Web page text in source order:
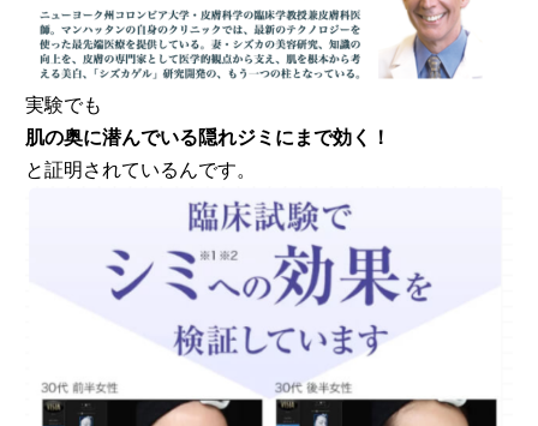
実験でも
肌の奥に潜んでいる隠れジミにまで効く！
と証明されているんです。